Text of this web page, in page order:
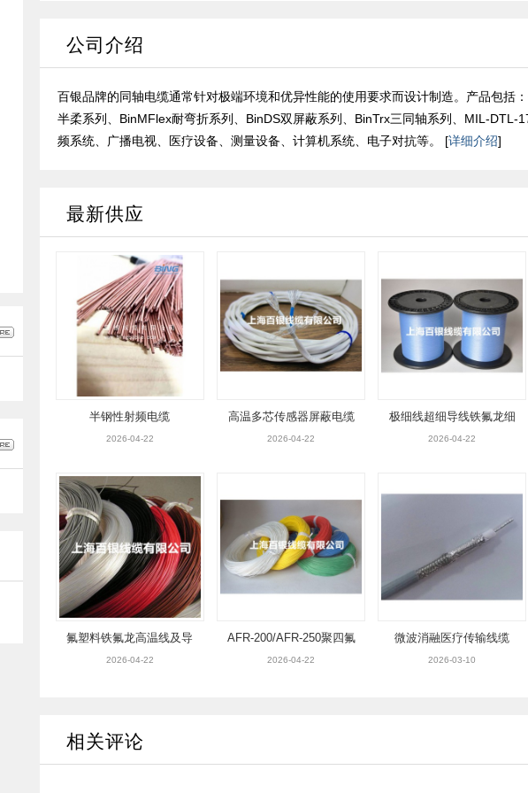
公司介绍
百银品牌的同轴电缆通常针对极端环境和优异性能的使用要求而设计制造。产品包括
半柔系列、BinMFlex耐弯折系列、BinDS双屏蔽系列、BinTrx三同轴系列、MIL-DTL-
频系统、广播电视、医疗设备、测量设备、计算机系统、电子对抗等。 [详细介绍]
最新供应
半钢性射频电缆
2026-04-22
高温多芯传感器屏蔽电缆
（屏蔽线/缆）
2026-04-22
极细线超细导线铁氟龙细
线
2026-04-22
氟塑料铁氟龙高温线及导
线(高温电线)
2026-04-22
AFR-200/AFR-250聚四氟
乙烯薄膜绕包绝缘安装线
2026-04-22
微波消融医疗传输线缆
2026-03-10
相关评论